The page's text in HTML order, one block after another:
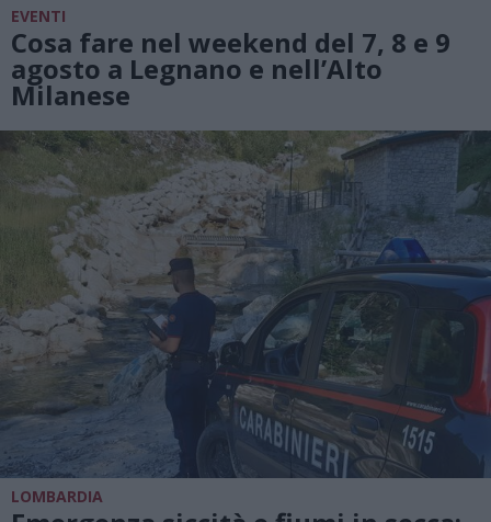
EVENTI
Cosa fare nel weekend del 7, 8 e 9
agosto a Legnano e nell’Alto
Milanese
LOMBARDIA